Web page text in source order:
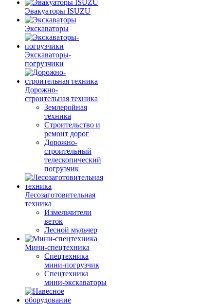
Эвакуаторы ISUZU
Экскаваторы
Экскаваторы-
погрузчики
Дорожно-
строительная техника
Землеройная
техника
Строительство и
ремонт дорог
Дорожно-
строительный
телескопический
погрузчик
Лесозаготовительная
техника
Измельчители
веток
Лесной мульчер
Мини-спецтехника
Спецтехника
мини-погрузчик
Спецтехника
мини-экскаваторы